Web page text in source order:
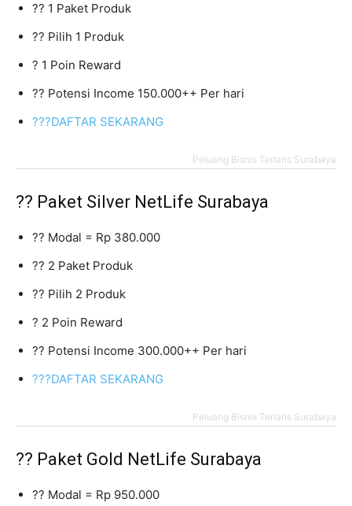
?? 1 Paket Produk
?? Pilih 1 Produk
? 1 Poin Reward
?? Potensi Income 150.000++ Per hari
???DAFTAR SEKARANG
Peluang Bisnis Terlaris Surabaya
?? Paket Silver NetLife Surabaya
?? Modal = Rp 380.000
?? 2 Paket Produk
?? Pilih 2 Produk
? 2 Poin Reward
?? Potensi Income 300.000++ Per hari
???DAFTAR SEKARANG
Peluang Bisnis Terlaris Surabaya
?? Paket Gold NetLife Surabaya
?? Modal = Rp 950.000